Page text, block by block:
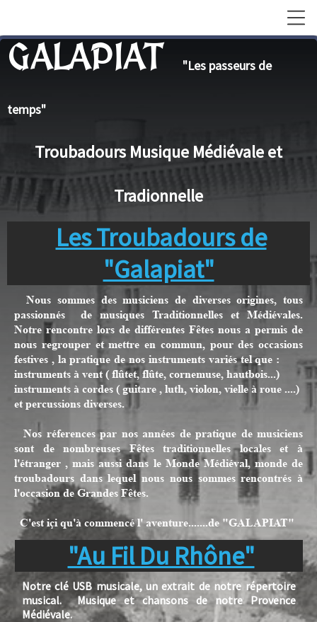
GALAPIAT "Les passeurs de
temps"
Troubadours Musique Médiévale et
Tradionnelle
Les Troubadours de
"Galapiat"
Nous sommes des musiciens de diverses origines, tous
passionnés de musiques Traditionnelles et Médiévales.
Notre rencontre lors de différentes Fêtes nous a permis de
nous regrouper et mettre en commun, pour des occasions
festives , la pratique de nos instruments variés tel que :
instruments à vent ( flûtet, flûte, cornemuse, hautbois...)
instruments à cordes ( guitare , luth, violon, vielle à roue ....)
et percussions diverses.
Nos réferences par nos années de pratique de musiciens
sont de nombreuses Fêtes traditionnelles locales et à
l'étranger , mais aussi dans le Monde Médiéval, monde de
troubadours dans lequel nous nous sommes rencontrés à
l'occasion de Grandes Fêtes.
C'est içi qu'à commencé l' aventure.......de "GALAPIAT"
"Au Fil Du Rhône"
Notre clé USB musicale, un extrait de notre répertoire
musical. Musique et chansons de notre Provence
Médiévale.